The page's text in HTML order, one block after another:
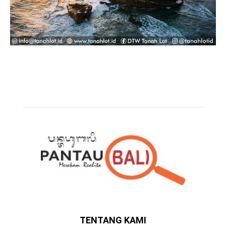
TENTANG KAMI